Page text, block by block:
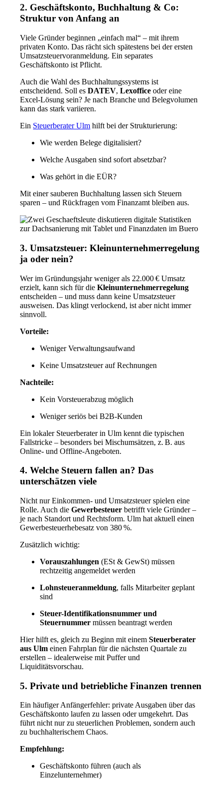
2. Geschäftskonto, Buchhaltung & Co:
Struktur von Anfang an
Viele Gründer beginnen „einfach mal“ – mit ihrem
privaten Konto. Das rächt sich spätestens bei der ersten
Umsatzsteuervoranmeldung. Ein separates
Geschäftskonto ist Pflicht.
Auch die Wahl des Buchhaltungssystems ist
entscheidend. Soll esDATEV,Lexoffice oder eine
Excel-Lösung sein? Je nach Branche und Belegvolumen
kann das stark variieren.
Ein Steuerberater Ulm hilft bei der Strukturierung:
Wie werden Belege digitalisiert?
Welche Ausgaben sind sofort absetzbar?
Was gehört in die EÜR?
Mit einer sauberen Buchhaltung lassen sich Steuern
sparen – und Rückfragen vom Finanzamt bleiben aus.
3. Umsatzsteuer: Kleinunternehmerregelung
ja oder nein?
Wer im Gründungsjahr weniger als 22.000 € Umsatz
erzielt, kann sich für dieKleinunternehmerregelung
entscheiden – und muss dann keine Umsatzsteuer
ausweisen. Das klingt verlockend, ist aber nicht immer
sinnvoll.
Vorteile:
Weniger Verwaltungsaufwand
Keine Umsatzsteuer auf Rechnungen
Nachteile:
Kein Vorsteuerabzug möglich
Weniger seriös bei B2B-Kunden
Ein lokaler Steuerberater in Ulm kennt die typischen
Fallstricke – besonders bei Mischumsätzen, z. B. aus
Online- und Offline-Angeboten.
4. Welche Steuern fallen an? Das
unterschätzen viele
Nicht nur Einkommen- und Umsatzsteuer spielen eine
Rolle. Auch dieGewerbesteuer betrifft viele Gründer –
je nach Standort und Rechtsform. Ulm hat aktuell einen
Gewerbesteuerhebesatz von 380 %.
Zusätzlich wichtig:
Vorauszahlungen (ESt & GewSt) müssen
rechtzeitig angemeldet werden
Lohnsteueranmeldung, falls Mitarbeiter geplant
sind
Steuer-Identifikationsnummer und
Steuernummer müssen beantragt werden
Hier hilft es, gleich zu Beginn mit einemSteuerberater
aus Ulm einen Fahrplan für die nächsten Quartale zu
erstellen – idealerweise mit Puffer und
Liquiditätsvorschau.
5. Private und betriebliche Finanzen trennen
Ein häufiger Anfängerfehler: private Ausgaben über das
Geschäftskonto laufen zu lassen oder umgekehrt. Das
führt nicht nur zu steuerlichen Problemen, sondern auch
zu buchhalterischem Chaos.
Empfehlung:
Geschäftskonto führen (auch als
Einzelunternehmer)